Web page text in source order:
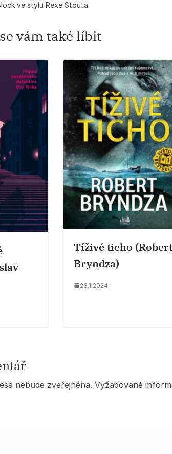
ve stylu Rexe Stouta
vám také líbit
Tíživé ticho (Robert
Bryndza)
23.1.2024
nebude zveřejněna. Vyžadované